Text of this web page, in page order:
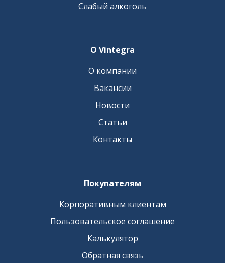
Слабый алкоголь
О Vintegra
О компании
Вакансии
Новости
Статьи
Контакты
Покупателям
Корпоративным клиентам
Пользовательское соглашение
Калькулятор
Обратная связь